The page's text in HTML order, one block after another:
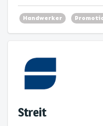
Handwerker
Streit